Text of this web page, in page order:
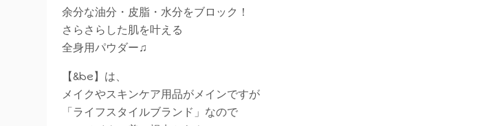
余分な油分・皮脂・水分をブロック！
さらさらした肌を叶える
全身用パウダー♫
【&be】は、
メイクやスキンケア用品がメインですが
「ライフスタイルブランド」なので